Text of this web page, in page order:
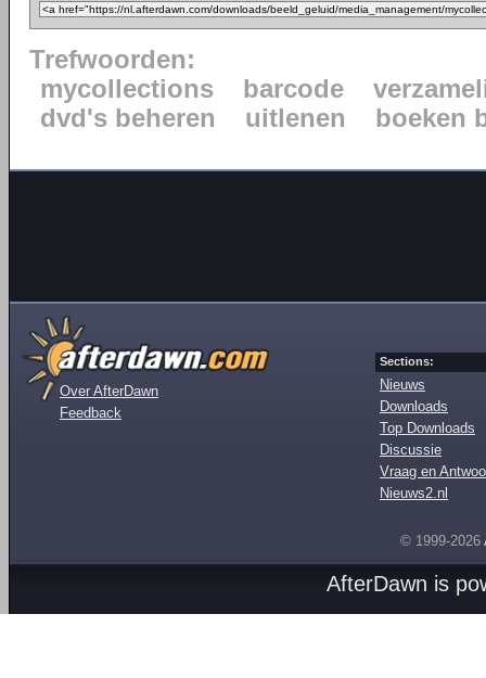
Trefwoorden:
mycollections
barcode
dvd's beheren
uitlenen boeken
Over AfterDawn
Feedback
Sections:
Nieuws
Downloads
Top Downloads
Discussie
Vraag en
Nieuws2.nl
© 1999-2026
AfterDawn is